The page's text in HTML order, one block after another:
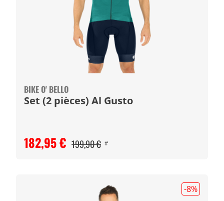
BIKE O' BELLO
Set (2 pièces) Al Gusto
182,95 € 199,90 € #
-8%